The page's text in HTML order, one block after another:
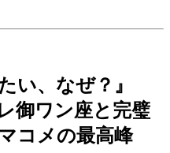
い、なぜ？』
御ワン座と完璧
コメの最高峰